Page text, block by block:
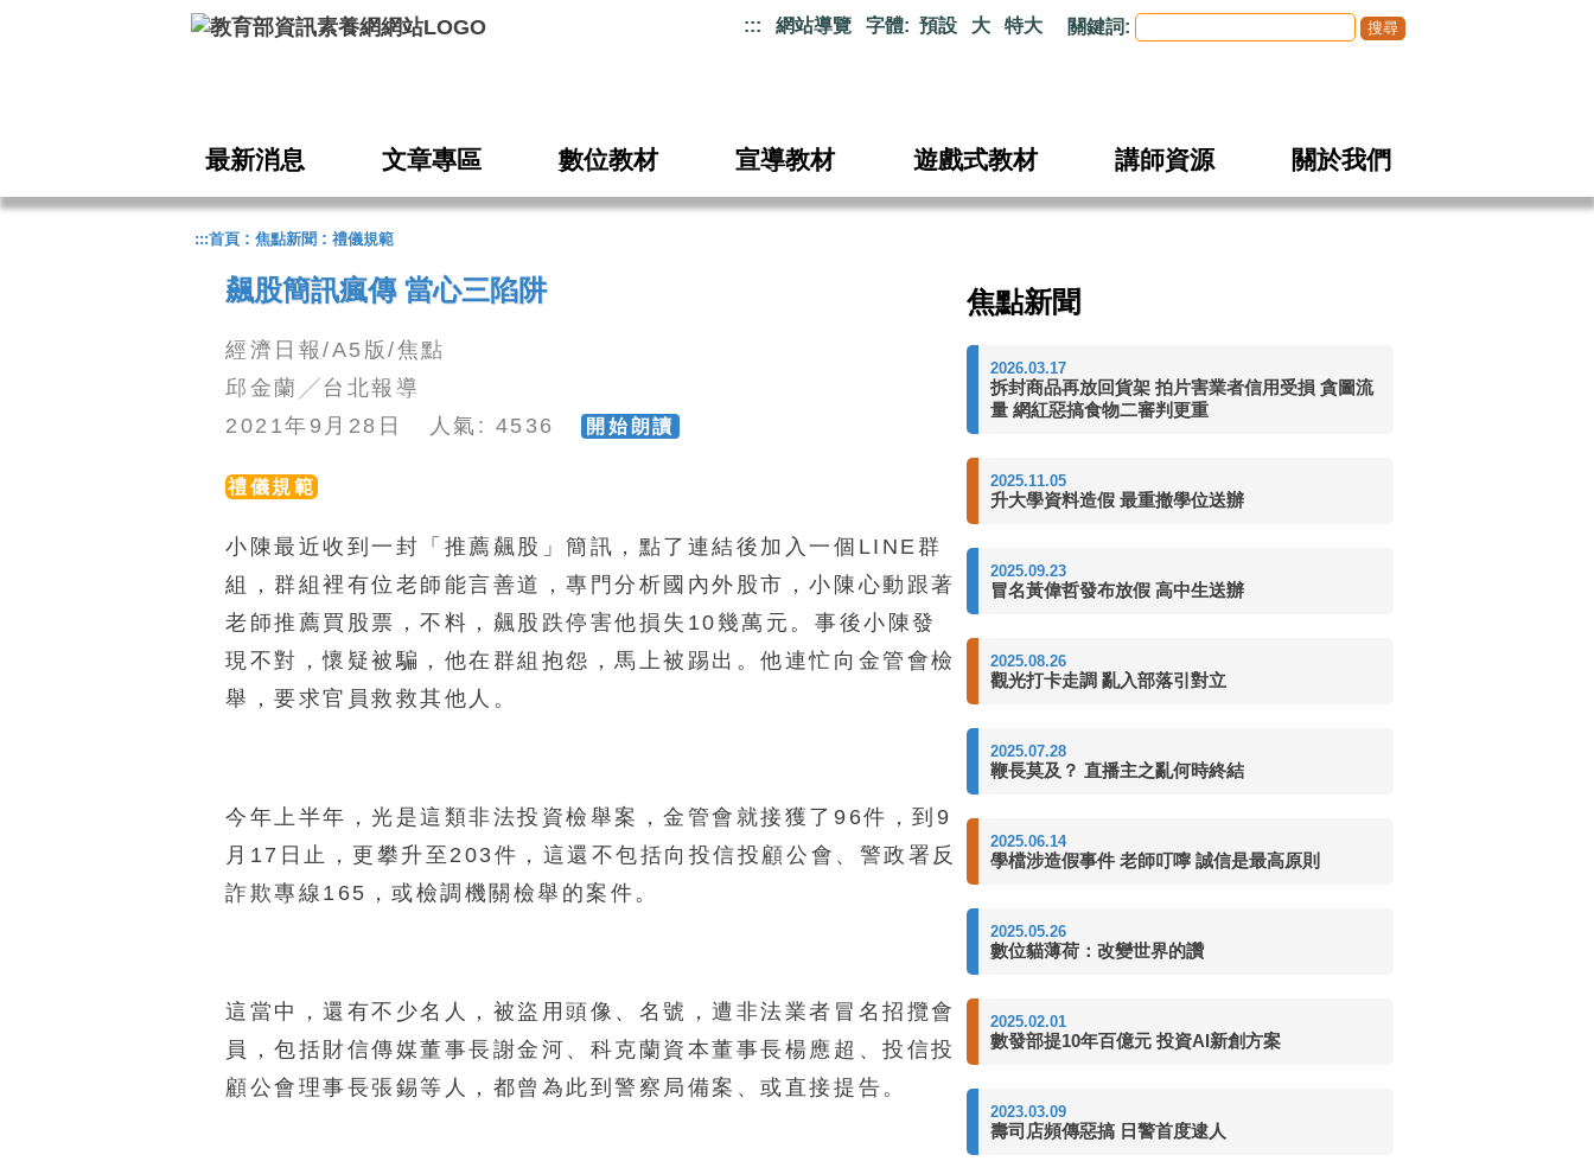
::: 網站導覽 字體: 預設 大 特大 關鍵詞:
最新消息 文章專區 數位教材 宣導教材 遊戲式教材 講師資源 關於我們
:::首頁 : 焦點新聞 : 禮儀規範
飆股簡訊瘋傳 當心三陷阱
經濟日報/A5版/焦點
邱金蘭╱台北報導
2021年9月28日 人氣: 4536
開始朗讀
禮儀規範
小陳最近收到一封「推薦飆股」簡訊，點了連結後加入一個LINE群
組，群組裡有位老師能言善道，專門分析國內外股市，小陳心動跟著
老師推薦買股票，不料，飆股跌停害他損失10幾萬元。事後小陳發
現不對，懷疑被騙，他在群組抱怨，馬上被踢出。他連忙向金管會檢
舉，要求官員救救其他人。
今年上半年，光是這類非法投資檢舉案，金管會就接獲了96件，到9
月17日止，更攀升至203件，這還不包括向投信投顧公會、警政署反
詐欺專線165，或檢調機關檢舉的案件。
這當中，還有不少名人，被盜用頭像、名號，遭非法業者冒名招攬會
員，包括財信傳媒董事長謝金河、科克蘭資本董事長楊應超、投信投
顧公會理事長張錫等人，都曾為此到警察局備案、或直接提告。
焦點新聞
2026.03.17
拆封商品再放回貨架 拍片害業者信用受損 貪圖流
量 網紅惡搞食物二審判更重
2025.11.05
升大學資料造假 最重撤學位送辦
2025.09.23
冒名黃偉哲發布放假 高中生送辦
2025.08.26
觀光打卡走調 亂入部落引對立
2025.07.28
鞭長莫及？ 直播主之亂何時終結
2025.06.14
學檔涉造假事件 老師叮嚀 誠信是最高原則
2025.05.26
數位貓薄荷：改變世界的讚
2025.02.01
數發部提10年百億元 投資AI新創方案
2023.03.09
壽司店頻傳惡搞 日警首度逮人